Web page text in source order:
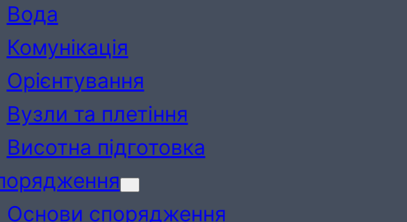
Вода
Комунікація
Орієнтування
Вузли та плетіння
Висотна підготовка
Основи спорядження